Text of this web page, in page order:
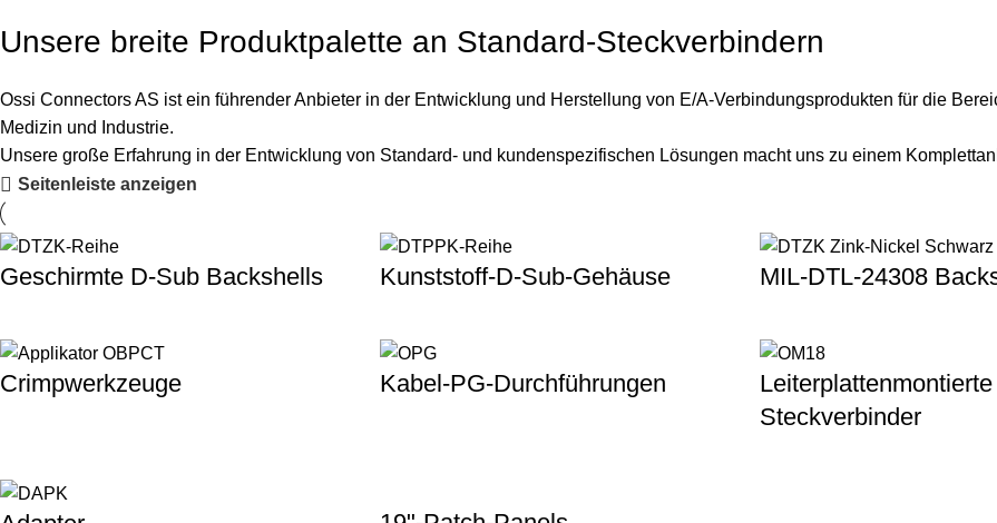
Unsere breite Produktpalette an Standard-Steckverbindern
Ossi Connectors AS ist ein führender Anbieter in der Entwicklung und Herstellung von E/A-Verbindungsprodukten für die
Medizin und Industrie.
Unsere große Erfahrung in der Entwicklung von Standard- und kundenspezifischen Lösungen macht uns zu einem
Seitenleiste anzeigen
Geschirmte D-Sub Backshells Kunststoff-D-Sub-Gehäuse MIL-DTL-24308
Crimpwerkzeuge Kabel-PG-Durchführungen
Leiterplattenmontierte
Steckverbinder